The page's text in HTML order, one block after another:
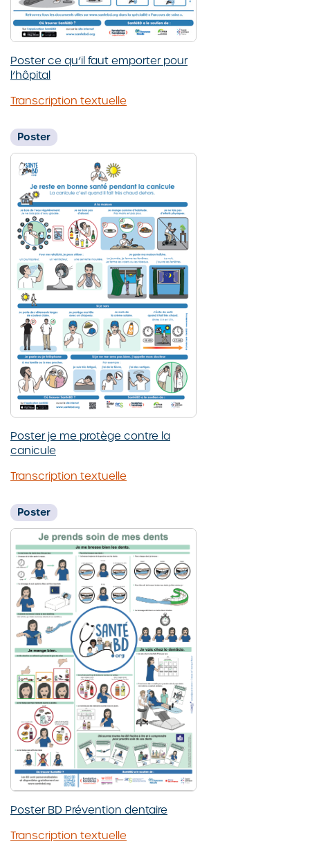
Poster ce qu’il faut emporter pour
l’hôpital
Transcription textuelle
Poster
Poster je me protège contre la
canicule
Transcription textuelle
Poster
Poster BD Prévention dentaire
Transcription textuelle